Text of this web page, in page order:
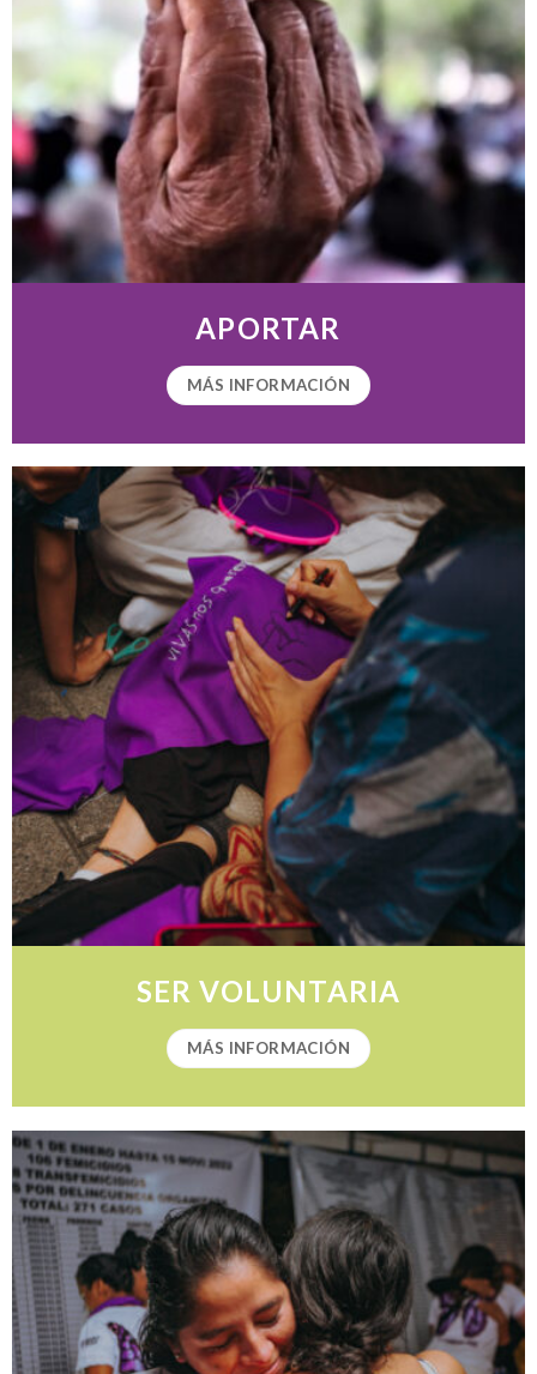
APORTAR
MÁS INFORMACIÓN
SER VOLUNTARIA
MÁS INFORMACIÓN